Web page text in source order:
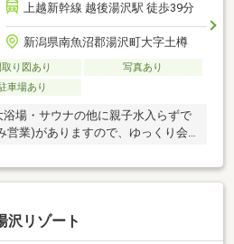
上越新幹線 越後湯沢駅 徒歩39分
新潟県南魚沼郡湯沢町大字土樽
取り図あり
写真あり
車場あり
場・サウナの他に親子水入らずで
営業)がありますので、ゆっくり会
沢リゾート